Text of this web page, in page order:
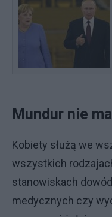
Mundur nie
Kobiety służą we
wszystkich
stanowiskach
medycznych czy